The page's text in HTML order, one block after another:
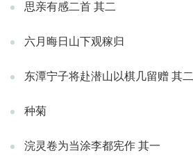
思亲有感二首 其二
六月晦日山下观稼归
东潭宁子将赴潜山以棋几留赠 其二
种菊
浣灵卷为当涂李都宪作 其一